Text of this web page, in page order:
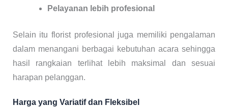
Pelayanan lebih profesional
Selain itu florist profesional juga memiliki pengalaman
dalam menangani berbagai kebutuhan acara sehingga
hasil rangkaian terlihat lebih maksimal dan sesuai
harapan pelanggan.
Harga yang Variatif dan Fleksibel